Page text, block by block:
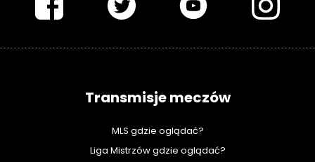
Transmisje meczów
MLS gdzie oglądać?
Liga Mistrzów gdzie oglądać?